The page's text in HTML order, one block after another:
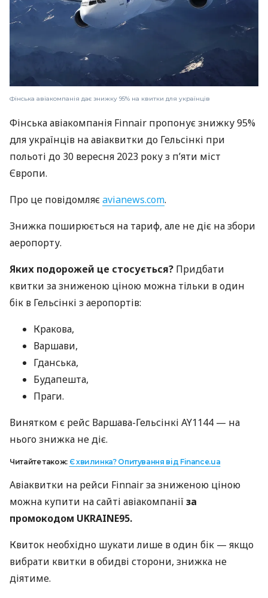
Фінська авіакомпанія дає знижку 95% на квитки для українців
Фінська авіакомпанія Finnair пропонує знижку 95%
для українців на авіаквитки до Гельсінкі при
польоті до 30 вересня 2023 року з п’яти міст
Європи.
Про це повідомляєavianews.com.
Знижка поширюється на тариф, але не діє на збори
аеропорту.
Яких подорожей це стосується? Придбати
квитки за зниженою ціною можна тільки в один
бік в Гельсінкі з аеропортів:
Кракова,
Варшави,
Гданська,
Будапешта,
Праги.
Винятком є рейс Варшава-Гельсінкі AY1144 — на
нього знижка не діє.
Читайте також: Є хвилинка? Опитування від Finance.ua
Авіаквитки на рейси Finnair за зниженою ціною
можна купити на сайті авіакомпанії за
промокодом UKRAINE95.
Квиток необхідно шукати лише в один бік — якщо
вибрати квитки в обидві сторони, знижка не
діятиме.